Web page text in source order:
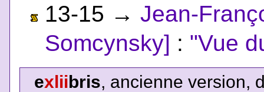
13-15 → Jean-
Somcynsky] : "Vue
exliibris, ancienne version,